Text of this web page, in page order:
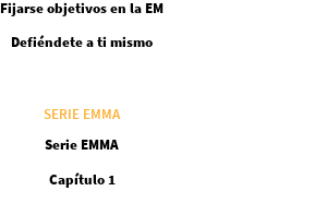
Fijarse objetivos en la EM
Defiéndete a ti mismo
SERIE EMMA
Serie EMMA
Capítulo 1